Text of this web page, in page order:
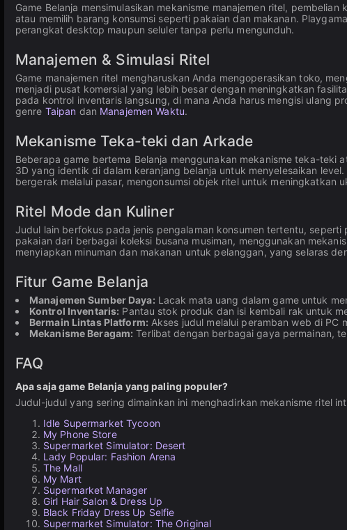
Game Belanja mensimulasikan mekanisme manajemen ritel,
atau memilih barang konsumsi seperti pakaian dan makanan.
perangkat desktop maupun seluler tanpa perlu mengunduh.
Manajemen & Simulasi Ritel
Game manajemen ritel mengharuskan Anda mengoperasikan toko,
menjadi pusat komersial yang lebih besar dengan meningkatkan
pada kontrol inventaris langsung, di mana Anda harus mengisi ulang
genre Taipan dan Manajemen Waktu.
Mekanisme Teka-teki dan Arkade
Beberapa game bertema Belanja menggunakan mekanisme teka-teki
3D yang identik di dalam keranjang belanja untuk menyelesaikan
bergerak melalui pasar, mengonsumsi objek ritel untuk meningkatkan
Ritel Mode dan Kuliner
Judul lain berfokus pada jenis pengalaman konsumen tertentu, seperti
pakaian dari berbagai koleksi busana musiman, menggunakan
menyiapkan minuman dan makanan untuk pelanggan, yang selaras
Fitur Game Belanja
Manajemen Sumber Daya: Lacak mata uang dalam game untuk
Kontrol Inventaris: Pantau stok produk dan isi kembali rak untuk
Bermain Lintas Platform: Akses judul melalui peramban web di
Mekanisme Beragam: Terlibat dengan berbagai gaya permainan,
FAQ
Apa saja game Belanja yang paling populer?
Judul-judul yang sering dimainkan ini menghadirkan mekanisme ritel
Idle Supermarket Tycoon
My Phone Store
Supermarket Simulator: Desert
Lady Popular: Fashion Arena
The Mall
My Mart
Supermarket Manager
Girl Hair Salon & Dress Up
Black Friday Dress Up Selfie
Supermarket Simulator: The Original